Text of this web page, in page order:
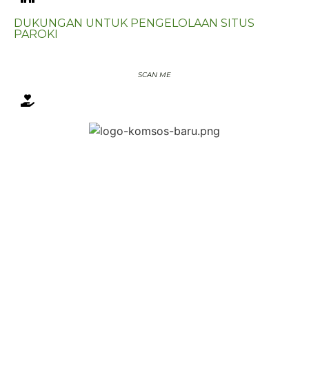
DUKUNGAN UNTUK PENGELOLAAN SITUS
PAROKI
SCAN ME